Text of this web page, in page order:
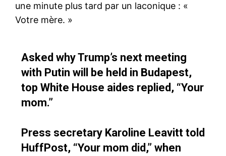
une minute plus tard par un laconique : «
Votre mère. »
Asked why Trump’s next meeting
with Putin will be held in Budapest,
top White House aides replied, “Your
mom.”
Press secretary Karoline Leavitt told
HuffPost, “Your mom did,” when